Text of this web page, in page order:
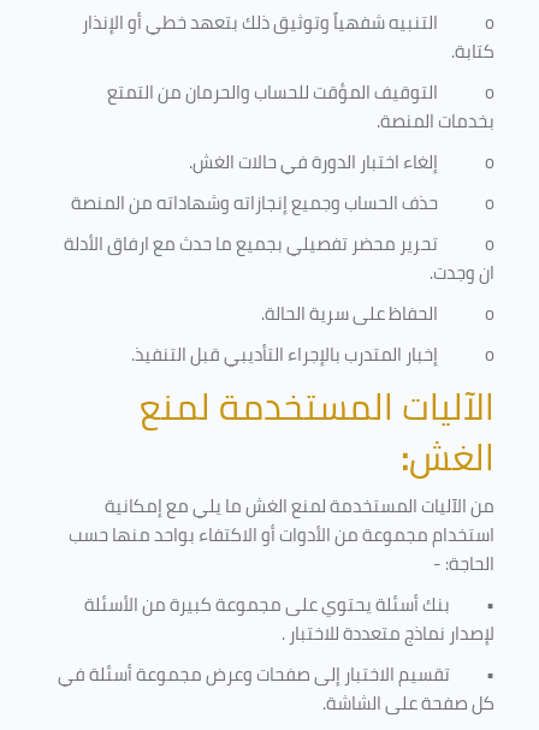
o
التنبيه شفهياً وتوثيق ذلك بتعهد خطي أو الإنذار
كتابة.
o
التوقيف المؤقت للحساب والحرمان من التمتع
بخدمات المنصة.
o
إلغاء اختبار الدورة في حالات الغش.
o
حذف الحساب وجميع إنجازاته وشهاداته من المنصة
o
تحرير محضر تفصيلي بجميع ما حدث مع ارفاق الأدلة
ان وجدت.
o
الحفاظ على سرية الحالة.
o
إخبار المتدرب بالإجراء التأديبي قبل التنفيذ.
الآليات المستخدمة لمنع
الغش:
من الآليات المستخدمة لمنع الغش ما يلي مع إمكانية
استخدام مجموعة من الأدوات أو الاكتفاء بواحد منها حسب
الحاجة: -
• بنك أسئلة يحتوي على مجموعة كبيرة من الأسئلة
لإصدار نماذج متعددة للاختبار.
• تقسيم الاختبار إلى صفحات وعرض مجموعة أسئلة في
كل صفحة على الشاشة.